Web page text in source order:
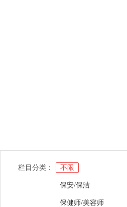
栏目分类： 不限
保安/保洁
保健师/美容师